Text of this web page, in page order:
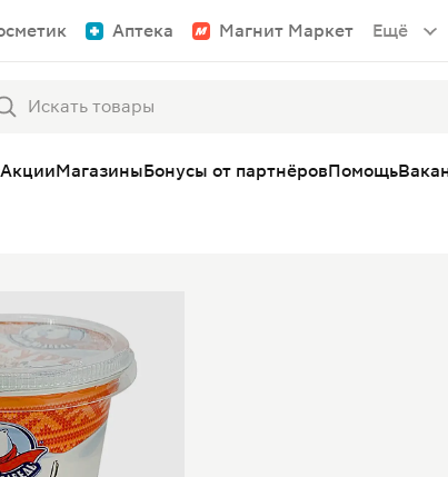
Аптека Магнит Маркет Ещё
АкцииМагазиныБонусы от партнёровПомощь